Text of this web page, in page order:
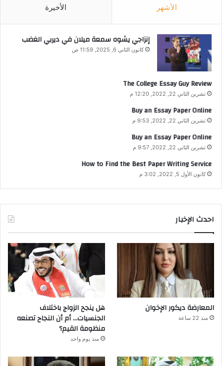
الأشهر الأخيرة
إنزاجي يشوه سمعة ميلان في ديربي الغضب
كانون الثاني 6, 2025, 11:59 ص
The College Essay Guy Review
تشرين الثاني 22, 2022, 12:20 م
Buy an Essay Paper Online
تشرين الثاني 22, 2022, 9:53 م
Buy an Essay Paper Online
تشرين الثاني 22, 2022, 9:57 م
How to Find the Best Paper Writing Service
كانون الأول 5, 2022, 3:02 م
احدث الإخبار
المعارضة ديكور الإخوان
منذ 22 ساعة
هل ينجح الزواج باختلاف
الجنسيات… أم أن النجاح تصنعه
منظومة القيم؟
منذ يوم واحد